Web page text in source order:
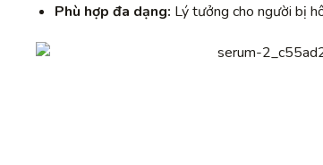
Phù hợp đa dạng: Lý tưởng cho người bị